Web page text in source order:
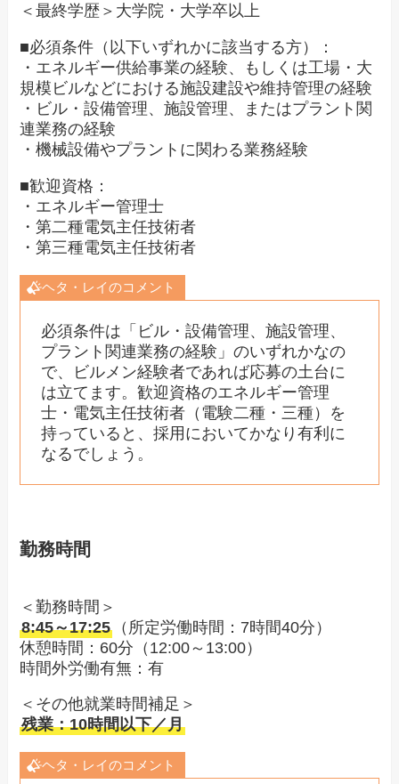
＜最終学歴＞大学院・大学卒以上
■必須条件（以下いずれかに該当する方）：
・エネルギー供給事業の経験、もしくは工場・大
規模ビルなどにおける施設建設や維持管理の経験
・ビル・設備管理、施設管理、またはプラント関
連業務の経験
・機械設備やプラントに関わる業務経験
■歓迎資格：
・エネルギー管理士
・第二種電気主任技術者
・第三種電気主任技術者
ヘタ・レイのコメント
必須条件は「ビル・設備管理、施設管理、
プラント関連業務の経験」のいずれかなの
で、ビルメン経験者であれば応募の土台に
は立てます。歓迎資格のエネルギー管理
士・電気主任技術者（電験二種・三種）を
持っていると、採用においてかなり有利に
なるでしょう。
勤務時間
＜勤務時間＞
8:45～17:25 （所定労働時間：7時間40分）
休憩時間：60分（12:00～13:00）
時間外労働有無：有
＜その他就業時間補足＞
残業：10時間以下／月
ヘタ・レイのコメント